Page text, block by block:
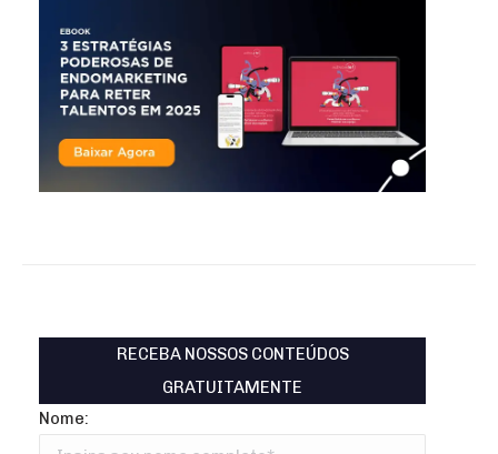
RECEBA NOSSOS CONTEÚDOS
GRATUITAMENTE
Nome: